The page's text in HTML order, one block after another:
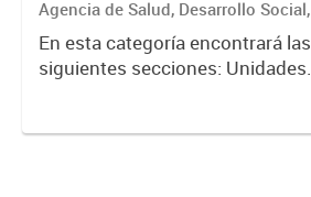
Agencia de Salud, Desarrollo Social,
Ambiente y Hábitat
En esta categoría encontrará las
siguientes secciones: Unidades
Respiratorios,